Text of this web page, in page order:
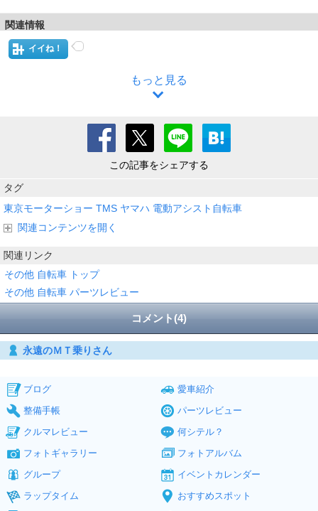
関連情報
イイね！
もっと見る
この記事をシェアする
タグ
東京モーターショー TMS ヤマハ 電動アシスト自転車
関連コンテンツを開く
関連リンク
その他 自転車 トップ
その他 自転車 パーツレビュー
コメント(4)
永遠のＭＴ乗りさん
ブログ
愛車紹介
整備手帳
パーツレビュー
クルマレビュー
何シテル？
フォトギャラリー
フォトアルバム
グループ
イベントカレンダー
ラップタイム
おすすめスポット